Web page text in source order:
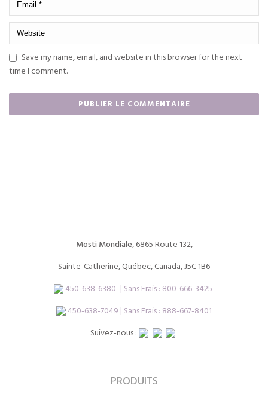
Save my name, email, and website in this browser for the next
time I comment.
Mosti Mondiale, 6865 Route 132,
Sainte-Catherine, Québec, Canada, J5C 1B6
450-638-6380 | Sans Frais : 800-666-3425
450-638-7049 | Sans Frais : 888-667-8401
Suivez-nous :
PRODUITS